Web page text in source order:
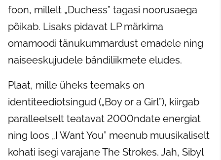
foon, millelt „Duchess” tagasi noorusaega
põikab. Lisaks pidavat LP märkima
omamoodi tänukummardust emadele ning
naiseeskujudele bändiliikmete eludes.
Plaat, mille üheks teemaks on
identiteediotsingud („Boy or a Girl”), kiirgab
paralleelselt teatavat 2000ndate energiat
ning loos „I Want You” meenub muusikaliselt
kohati isegi varajane The Strokes. Jah, Sibyl